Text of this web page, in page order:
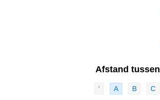
Afstand
' A B C